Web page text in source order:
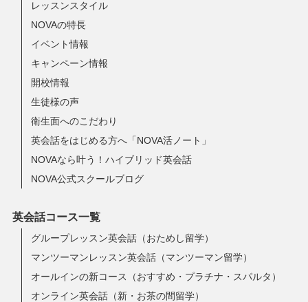
レッスンスタイル
NOVAの特長
イベント情報
キャンペーン情報
開校情報
生徒様の声
衛生面へのこだわり
英会話をはじめる方へ「NOVA活ノート」
NOVAなら叶う！ハイブリッド英会話
NOVA公式スクールブログ
英会話コース一覧
グループレッスン英会話（おためし留学）
マンツーマンレッスン英会話（マンツーマン留学）
オールインの新コース（おすすめ・プラチナ・スパルタ）
オンライン英会話（新・お茶の間留学）